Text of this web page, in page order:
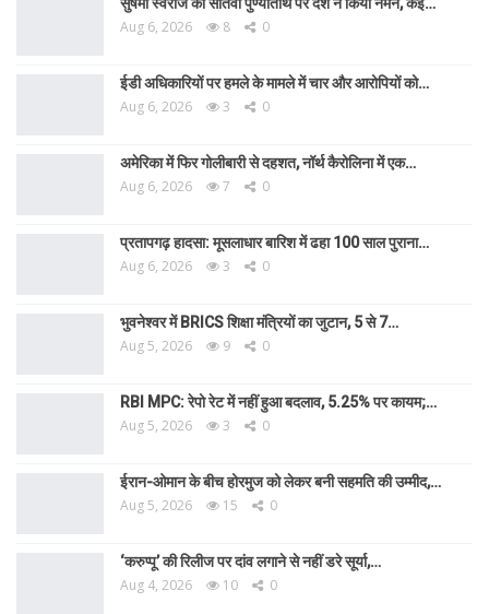
Aug 6, 2026 8 0
ईडी अधिकारियों पर हमले के मामले में चार और आरोपियों को…
Aug 6, 2026 3 0
अमेरिका में फिर गोलीबारी से दहशत, नॉर्थ कैरोलिना में एक…
Aug 6, 2026 7 0
प्रतापगढ़ हादसा: मूसलाधार बारिश में ढहा 100 साल पुराना…
Aug 6, 2026 3 0
भुवनेश्वर में BRICS शिक्षा मंत्रियों का जुटान, 5 से 7…
Aug 5, 2026 9 0
RBI MPC: रेपो रेट में नहीं हुआ बदलाव, 5.25% पर कायम;…
Aug 5, 2026 3 0
ईरान-ओमान के बीच होरमुज को लेकर बनी सहमति की उम्मीद,…
Aug 5, 2026 15 0
‘करुप्पू’ की रिलीज पर दांव लगाने से नहीं डरे सूर्या,…
Aug 4, 2026 10 0